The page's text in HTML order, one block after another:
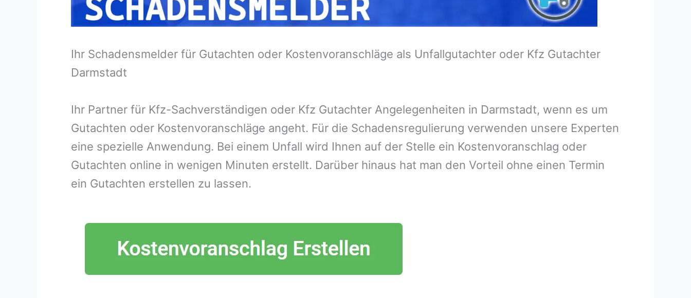
Ihr Schadensmelder für Gutachten oder Kostenvoranschläge als Unfallgutachter oder Kfz Gutachter
Darmstadt
Ihr Partner für Kfz-Sachverständigen oder Kfz Gutachter Angelegenheiten in Darmstadt, wenn es um
Gutachten oder Kostenvoranschläge angeht. Für die Schadensregulierung verwenden unsere Experten
eine spezielle Anwendung. Bei einem Unfall wird Ihnen auf der Stelle ein Kostenvoranschlag oder
Gutachten online in wenigen Minuten erstellt. Darüber hinaus hat man den Vorteil ohne einen Termin
ein Gutachten erstellen zu lassen.